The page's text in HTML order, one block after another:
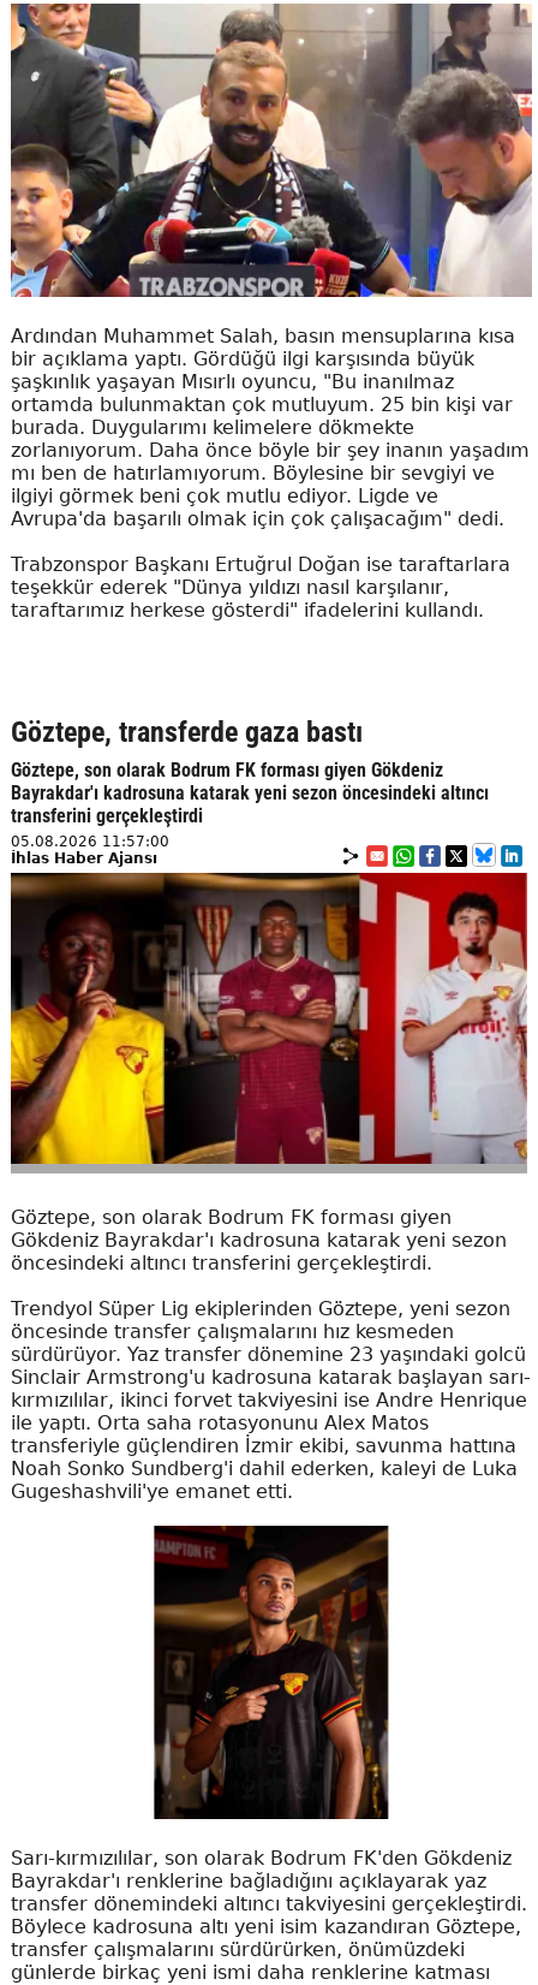
Ardından Muhammet Salah, basın mensuplarına kısa
bir açıklama yaptı. Gördüğü ilgi karşısında büyük
şaşkınlık yaşayan Mısırlı oyuncu, "Bu inanılmaz
ortamda bulunmaktan çok mutluyum. 25 bin kişi var
burada. Duygularımı kelimelere dökmekte
zorlanıyorum. Daha önce böyle bir şey inanın yaşadım
mı ben de hatırlamıyorum. Böylesine bir sevgiyi ve
ilgiyi görmek beni çok mutlu ediyor. Ligde ve
Avrupa'da başarılı olmak için çok çalışacağım" dedi.
Trabzonspor Başkanı Ertuğrul Doğan ise taraftarlara
teşekkür ederek "Dünya yıldızı nasıl karşılanır,
taraftarımız herkese gösterdi" ifadelerini kullandı.
Göztepe, transferde gaza bastı
Göztepe, son olarak Bodrum FK forması giyen Gökdeniz
Bayrakdar'ı kadrosuna katarak yeni sezon öncesindeki altıncı
transferini gerçekleştirdi
05.08.2026 11:57:00
İhlas Haber Ajansı
Göztepe, son olarak Bodrum FK forması giyen
Gökdeniz Bayrakdar'ı kadrosuna katarak yeni sezon
öncesindeki altıncı transferini gerçekleştirdi.
Trendyol Süper Lig ekiplerinden Göztepe, yeni sezon
öncesinde transfer çalışmalarını hız kesmeden
sürdürüyor. Yaz transfer dönemine 23 yaşındaki golcü
Sinclair Armstrong'u kadrosuna katarak başlayan sarı-
kırmızılılar, ikinci forvet takviyesini ise Andre Henrique
ile yaptı. Orta saha rotasyonunu Alex Matos
transferiyle güçlendiren İzmir ekibi, savunma hattına
Noah Sonko Sundberg'i dahil ederken, kaleyi de Luka
Gugeshashvili'ye emanet etti.
Sarı-kırmızılılar, son olarak Bodrum FK'den Gökdeniz
Bayrakdar'ı renklerine bağladığını açıklayarak yaz
transfer dönemindeki altıncı takviyesini gerçekleştirdi.
Böylece kadrosuna altı yeni isim kazandıran Göztepe,
transfer çalışmalarını sürdürürken, önümüzdeki
günlerde birkaç yeni ismi daha renklerine katması